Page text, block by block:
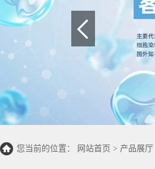
您当前的位置： 网站首页 > 产品展厅